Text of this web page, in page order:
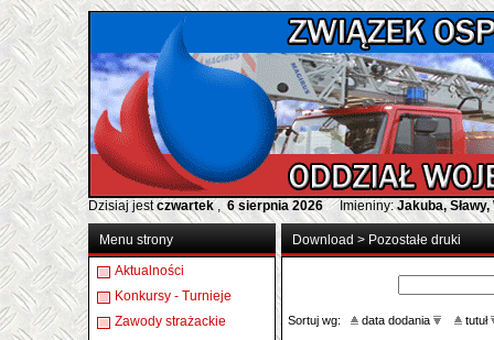
Dzisiaj jestczwartek,6 sierpnia 2026 Imieniny:Jakuba,
Menu strony
Aktualności
Konkursy - Turnieje
Zawody strażackie
Download > Pozostałe druki
Sortuj wg: data dodania tutuł